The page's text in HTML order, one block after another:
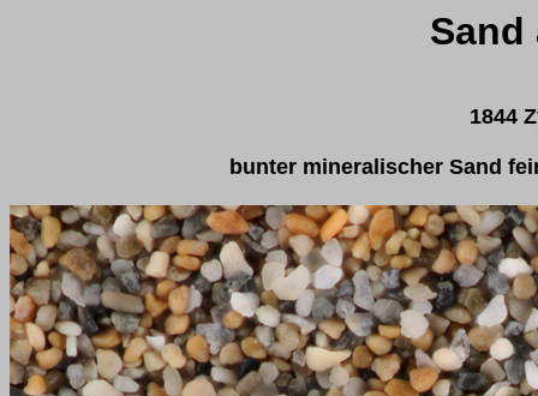
Sand
1844
bunter mineralischer Sand